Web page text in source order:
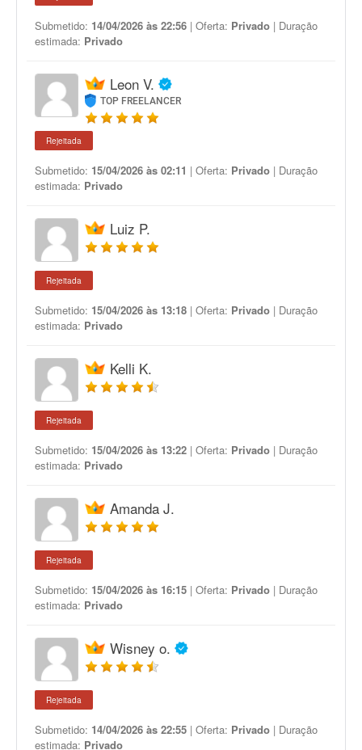
Submetido: 14/04/2026 às 22:56 | Oferta: Privado | Duração
estimada: Privado
Leon V.
TOP FREELANCER
Rejeitada
Submetido: 15/04/2026 às 02:11 | Oferta: Privado | Duração
estimada: Privado
Luiz P.
Rejeitada
Submetido: 15/04/2026 às 13:18 | Oferta: Privado | Duração
estimada: Privado
Kelli K.
Rejeitada
Submetido: 15/04/2026 às 13:22 | Oferta: Privado | Duração
estimada: Privado
Amanda J.
Rejeitada
Submetido: 15/04/2026 às 16:15 | Oferta: Privado | Duração
estimada: Privado
Wisney o.
Rejeitada
Submetido: 14/04/2026 às 22:55 | Oferta: Privado | Duração
estimada: Privado